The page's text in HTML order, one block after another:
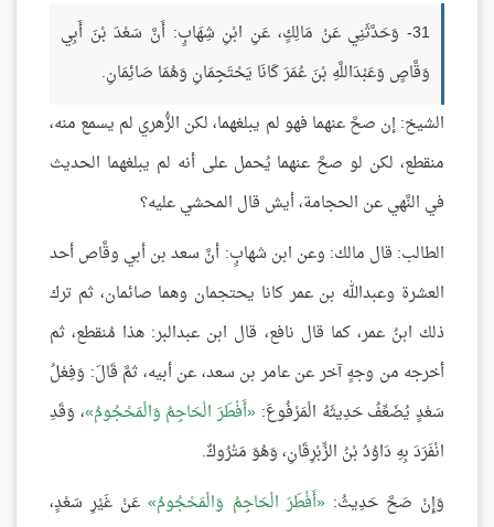
31- وَحَدَّثَنِي عَنْ مَالِكٍ، عَنِ ابْنِ شِهَابٍ: أَنَّ سَعْدَ بْنَ أَبِي
وَقَّاصٍ وَعَبْدَاللَّهِ بْنَ عُمَرَ كَانَا يَحْتَجِمَانِ وَهُمَا صَائِمَانِ.
الشيخ: إن صحَّ عنهما فهو لم يبلغهما، لكن الزُّهري لم يسمع منه،
منقطع، لكن لو صحَّ عنهما يُحمل على أنه لم يبلغهما الحديث
في النَّهي عن الحجامة، أيش قال المحشي عليه؟
الطالب: قال مالك: وعن ابن شهابٍ: أنَّ سعد بن أبي وقَّاص أحد
العشرة وعبدالله بن عمر كانا يحتجمان وهما صائمان، ثم ترك
ذلك ابنُ عمر، كما قال نافع، قال ابن عبدالبر: هذا مُنقطع، ثم
أخرجه من وجهٍ آخر عن عامر بن سعد، عن أبيه، ثمَّ قَالَ: وَفِعْلُ
سَعْدٍ يُضَعِّفُ حَدِيثَهُ الْمَرْفُوعَ: أَفْطَرَ الْحَاجِمُ وَالْمَحْجُومُ ، وَقَدِ
انْفَرَدَ بِهِ دَاوُدُ بْنُ الزِّبْرِقَانِ، وَهُوَ مَتْرُوكٌ.
وَإِنْ صَحَّ حَدِيثُ: أَفْطَرَ الْحَاجِمُ وَالْمَحْجُومُ عَنْ غَيْرِ سَعْدٍ،